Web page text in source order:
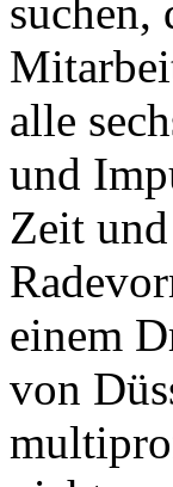
suchen,
alle
und
Zeit
einem
von